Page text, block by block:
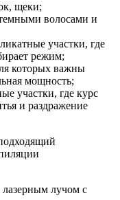
щеки;
волосами и
участки, где
режим;
которых важны
мощность;
участки, где курс
и раздражение
лазерным лучом с